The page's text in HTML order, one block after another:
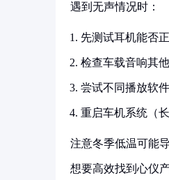
遇到无声情况时：
先测试耳机能否
检查车载音响其
尝试不同播放软
重启车机系统（
注意冬季低温可能
想要高效找到心仪